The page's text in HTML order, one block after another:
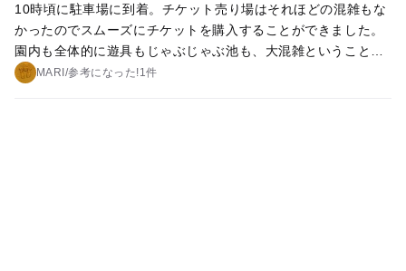
どもの国の楽しみ方だったので新しい発見があり、子どもも喜
んでいました。（人がほとんどいないコースばかり歩いたので
不安そうな時もありましたが、係の方がスクーターで巡回して
いるので安心できたようです）
10時頃に駐車場に到着。チケット売り場はそれほどの混雑もな
かったのでスムーズにチケットを購入することができました。
園内も全体的に遊具もじゃぶじゃぶ池も、大混雑ということも
なかったです。 ただローラー滑り台は並んでいて、子どもたち
MARI /参考に なった!1件